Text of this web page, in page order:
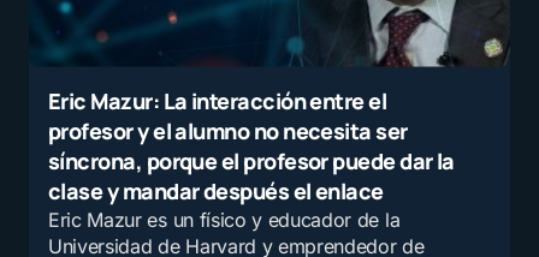
Eric Mazur: La interacción entre el
profesor y el alumno no necesita ser
síncrona, porque el profesor puede dar la
clase y mandar después el enlace
Eric Mazur es un físico y educador de la
Universidad de Harvard y emprendedor de